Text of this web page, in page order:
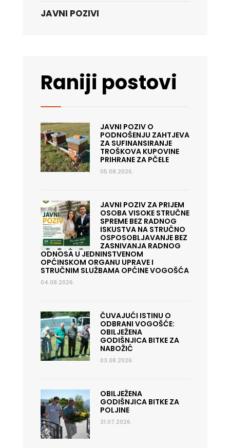
JAVNI POZIVI
Raniji postovi
JAVNI POZIV O
PODNOŠENJU ZAHTJEVA
ZA SUFINANSIRANJE
TROŠKOVA KUPOVINE
PRIHRANE ZA PČELE
05.08.2026.
JAVNI POZIV ZA PRIJEM
OSOBA VISOKE STRUČNE
SPREME BEZ RADNOG
ISKUSTVA NA STRUČNO
OSPOSOBLJAVANJE BEZ
ZASNIVANJA RADNOG
ODNOSA U JEDNINSTVENOM
OPĆINSKOM ORGANU UPRAVE I
STRUČNIM SLUŽBAMA OPĆINE VOGOŠĆA
04.08.2026.
ČUVAJUĆI ISTINU O
ODBRANI VOGOŠĆE:
OBILJEŽENA
GODIŠNJICA BITKE ZA
NABOŽIĆ
03.08.2026.
OBILJEŽENA
GODIŠNJICA BITKE ZA
POLJINE
31.07.2026.